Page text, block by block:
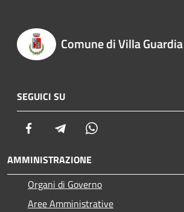
Comune di Villa Guardia
SEGUICI SU
Facebook Telegram
AMMINISTRAZIONE
Organi di Governo
Aree Amministrative